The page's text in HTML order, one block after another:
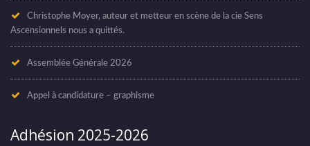
Christophe Moyer, auteur et metteur en scène de la cie Sens
Ascensionnels nous a quittés.
Assemblée Générale 2026
Appel à candidature – graphisme
Adhésion 2025-2026